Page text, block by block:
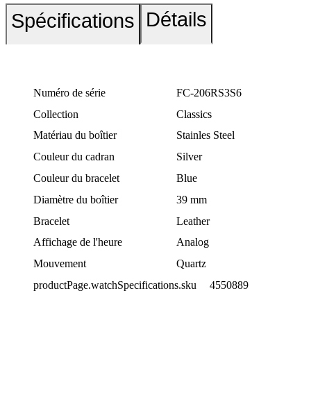
Spécifications Détails
Numéro de série
FC-206RS3S6
Collection
Classics
Matériau du boîtier
Stainles Steel
Couleur du cadran
Silver
Couleur du bracelet
Blue
Diamètre du boîtier
39 mm
Bracelet
Leather
Affichage de l'heure
Analog
Mouvement
Quartz
productPage.watchSpecifications.sku
4550889